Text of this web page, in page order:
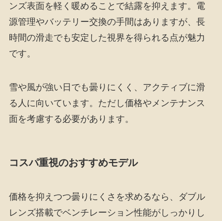
ンズ表面を軽く暖めることで結露を抑えます。電
源管理やバッテリー交換の手間はありますが、長
時間の滑走でも安定した視界を得られる点が魅力
です。
雪や風が強い日でも曇りにくく、アクティブに滑
る人に向いています。ただし価格やメンテナンス
面を考慮する必要があります。
コスパ重視のおすすめモデル
価格を抑えつつ曇りにくさを求めるなら、ダブル
レンズ搭載でベンチレーション性能がしっかりし